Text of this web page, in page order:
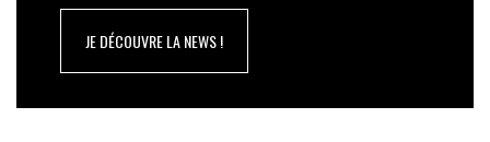
JE DÉCOUVRE LA NEWS !